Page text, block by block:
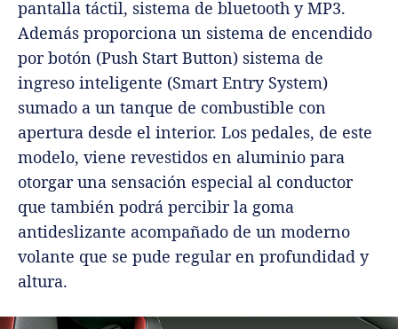
pantalla táctil, sistema de bluetooth y MP3.
Además proporciona un sistema de encendido
por botón (Push Start Button) sistema de
ingreso inteligente (Smart Entry System)
sumado a un tanque de combustible con
apertura desde el interior. Los pedales, de este
modelo, viene revestidos en aluminio para
otorgar una sensación especial al conductor
que también podrá percibir la goma
antideslizante acompañado de un moderno
volante que se pude regular en profundidad y
altura.